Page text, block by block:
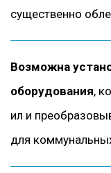
существенно
Возможна
оборудования,
ил и
для